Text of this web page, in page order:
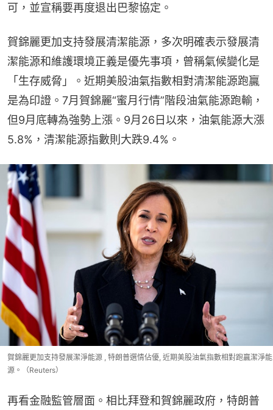
可，並宣稱要再度退出巴黎協定。
賀錦麗更加支持發展清潔能源，多次明確表示發展清
潔能源和維護環境正義是優先事項，曾稱氣候變化是
「生存威脅」。近期美股油氣指數相對清潔能源跑贏
是為印證。7月賀錦麗“蜜月行情”階段油氣能源跑輸，
但9月底轉為強勢上漲。9月26日以來，油氣能源大漲
5.8%，清潔能源指數則大跌9.4%。
賀錦麗更加支持發展潔淨能源 , 特朗普選情佔優, 近期美股油氣指數相對跑贏潔淨能
源。（Reuters）
再看金融監管層面。相比拜登和賀錦麗政府，特朗普